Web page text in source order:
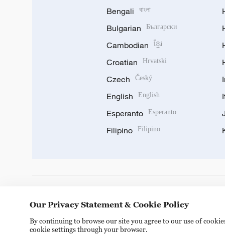
Bengali বাংলা
Bulgarian Български
Cambodian ខ្មែរ
Croatian Hrvatski
Czech Český
English English
Esperanto Esperanto
Filipino Filipino
Our Privacy Statement & Cookie Policy
By continuing to browse our site you agree to our use of
cookie settings through your browser.